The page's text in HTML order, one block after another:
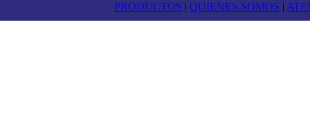
PRODUCTOS |QUIENES SOMOS |